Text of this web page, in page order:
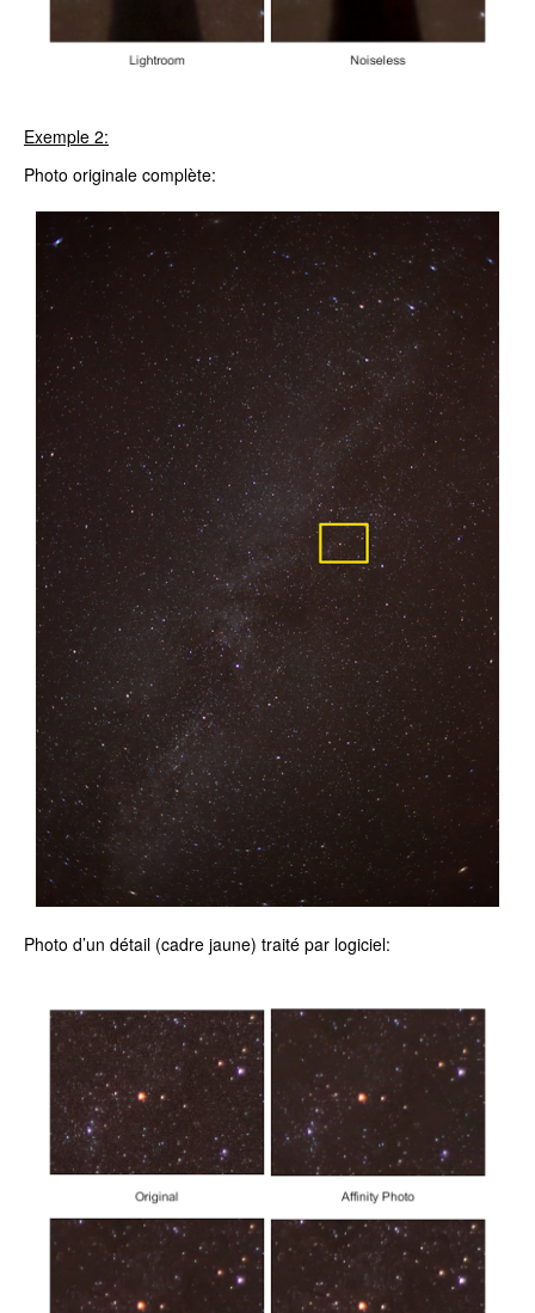
Exemple 2:
Photo originale complète:
Photo d’un détail (cadre jaune) traité par logiciel: